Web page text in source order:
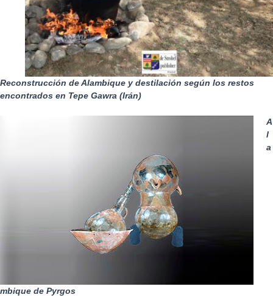
Reconstrucción de Alambique y destilación según los restos
encontrados en Tepe Gawra (Irán)
A
l
a
mbique de Pyrgos